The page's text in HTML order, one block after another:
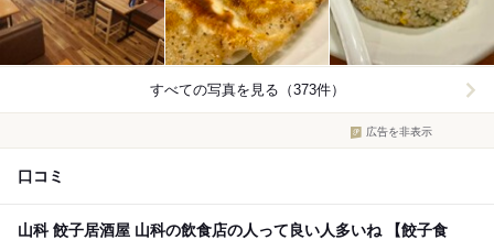
すべての写真を見る（373件）
広告を非表示
口コミ
山科 餃子居酒屋 山科の飲食店の人って良い人多いね 【餃子食